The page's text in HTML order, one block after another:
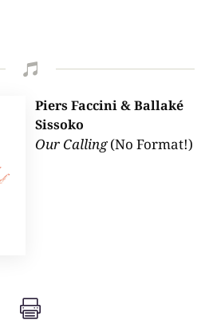

Piers Faccini & Ballaké
Sissoko
Our Calling(No Format!)
